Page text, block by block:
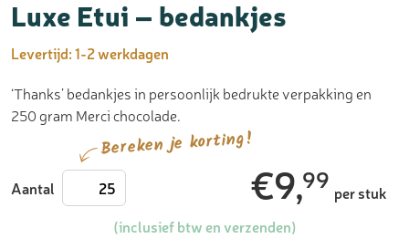
Luxe Etui – bedankjes
Levertijd:1-2 werkdagen
‘Thanks’ bedankjes in persoonlijk bedrukte verpakking en
250 gram Merci chocolade.
Bereken je korting!
Aantal Merci
chocolade
€9,99 per stuk
(inclusief btw en verzenden)